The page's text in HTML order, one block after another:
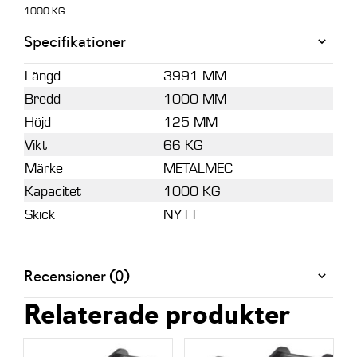
1000 KG
Specifikationer
Längd
3991 MM
Bredd
1000 MM
Höjd
125 MM
Vikt
66 KG
Märke
METALMEC
Kapacitet
1000 KG
Skick
NYTT
Recensioner (0)
Relaterade produkter